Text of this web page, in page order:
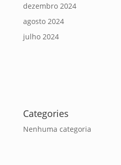
dezembro 2024
agosto 2024
julho 2024
Categories
Nenhuma categoria